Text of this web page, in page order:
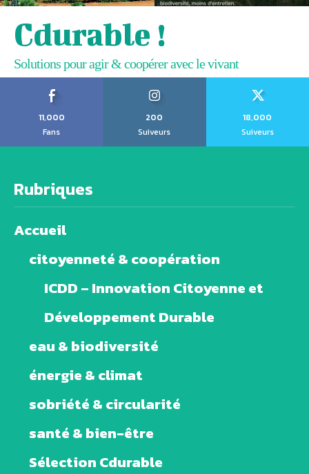
Cdurable !
Solutions pour agir & coopérer avec le vivant
11,000
Fans
200
Suiveurs
18,000
Suiveurs
Rubriques
Accueil
citoyenneté & coopération
ICDD – Innovation Citoyenne et
Développement Durable
eau & biodiversité
énergie & climat
sobriété & circularité
santé & bien-être
Sélection Cdurable